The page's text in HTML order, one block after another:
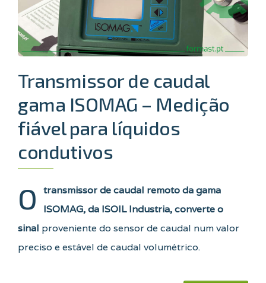
Transmissor de caudal
gama ISOMAG – Medição
fiável para líquidos
condutivos
O
transmissor de caudal remoto da gama
ISOMAG, da ISOIL Industria, converte o
sinal proveniente do sensor de caudal num valor
preciso e estável de caudal volumétrico.